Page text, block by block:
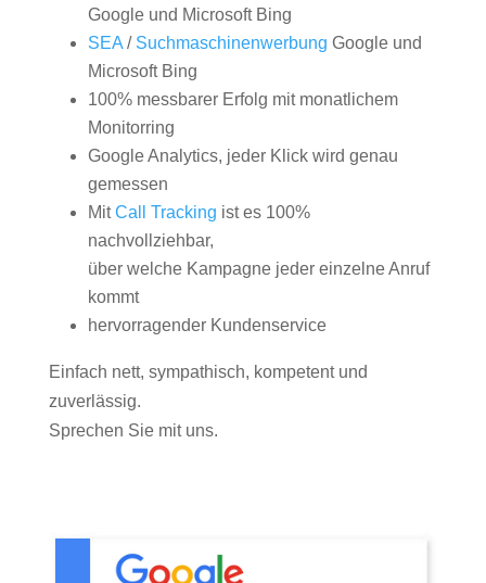
Google und Microsoft Bing
SEA/ Suchmaschinenwerbung Google und
Microsoft Bing
100% messbarer Erfolg mit monatlichem
Monitorring
Google Analytics, jeder Klick wird genau
gemessen
MitCall Tracking ist es 100%
nachvollziehbar,
über welche Kampagne jeder einzelne Anruf
kommt
hervorragender Kundenservice
Einfach nett, sympathisch, kompetent und
zuverlässig.
Sprechen Sie mit uns.